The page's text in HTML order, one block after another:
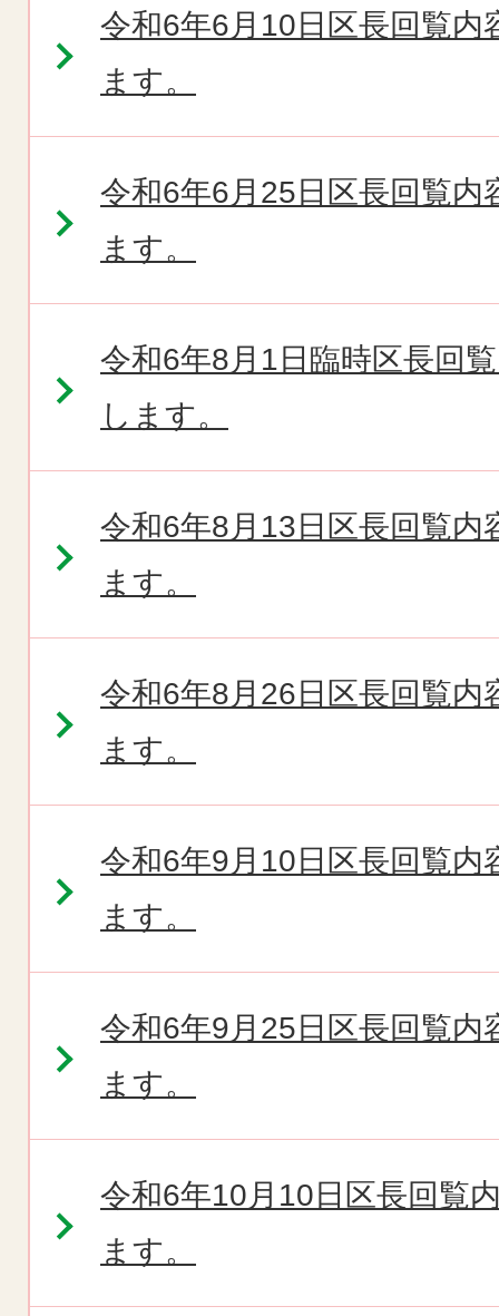
令和6年6月10日区長回覧
ます。
令和6年6月25日区長回覧
ます。
令和6年8月1日臨時区長回
します。
令和6年8月13日区長回覧
ます。
令和6年8月26日区長回覧
ます。
令和6年9月10日区長回覧
ます。
令和6年9月25日区長回覧
ます。
令和6年10月10日区長回覧
ます。